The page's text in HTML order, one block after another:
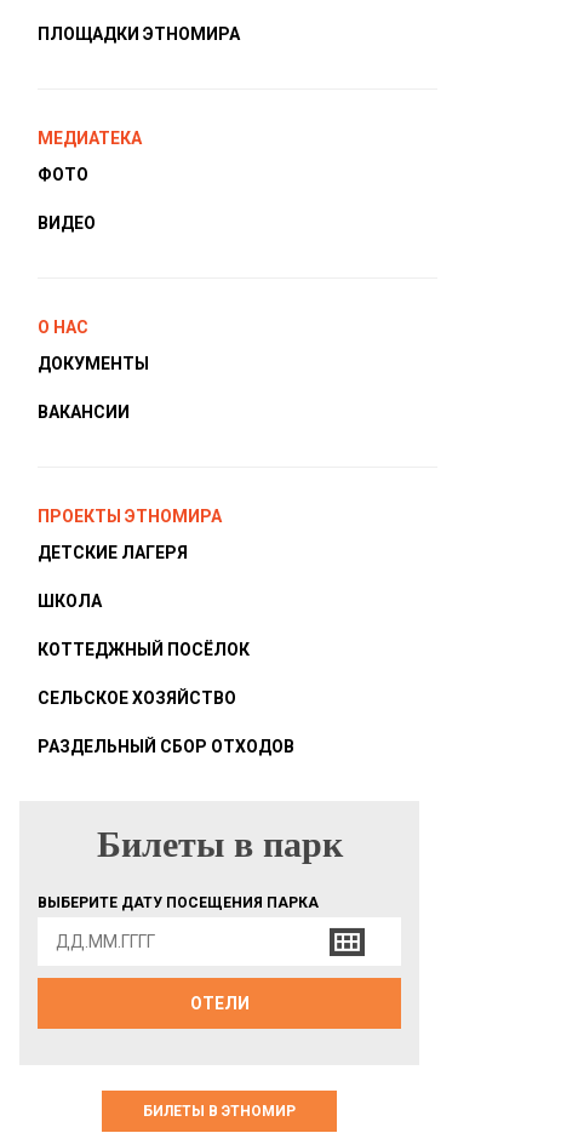
ПЛОЩАДКИ ЭТНОМИРА
МЕДИАТЕКА
ФОТО
ВИДЕО
О НАС
ДОКУМЕНТЫ
ВАКАНСИИ
ПРОЕКТЫ ЭТНОМИРА
ДЕТСКИЕ ЛАГЕРЯ
ШКОЛА
КОТТЕДЖНЫЙ ПОСЁЛОК
СЕЛЬСКОЕ ХОЗЯЙСТВО
РАЗДЕЛЬНЫЙ СБОР ОТХОДОВ
БИЛЕТЫ В ПАРК
Билеты в парк
ВЫБЕРИТЕ ДАТУ ПОСЕЩЕНИЯ ПАРКА
ОТЕЛИ
БИЛЕТЫ В ЭТНОМИР